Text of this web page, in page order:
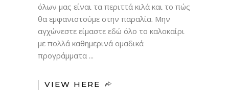
όλων μας είναι τα περιττά κιλά και το πώς
θα εμφανιστούμε στην παραλία. Μην
αγχώνεστε είμαστε εδώ όλο το καλοκαίρι
με πολλά καθημερινά ομαδικά
προγράμματα
VIEW HERE